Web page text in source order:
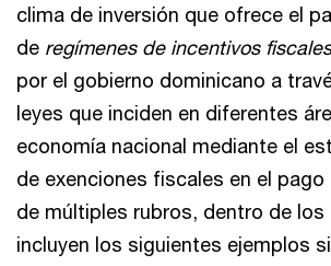
clima de inversión que ofrece el
de regímenes de incentivos
por el gobierno dominicano a
leyes que inciden en diferentes
economía nacional mediante el
de exenciones fiscales en el
de múltiples rubros, dentro de los
incluyen los siguientes ejemplos